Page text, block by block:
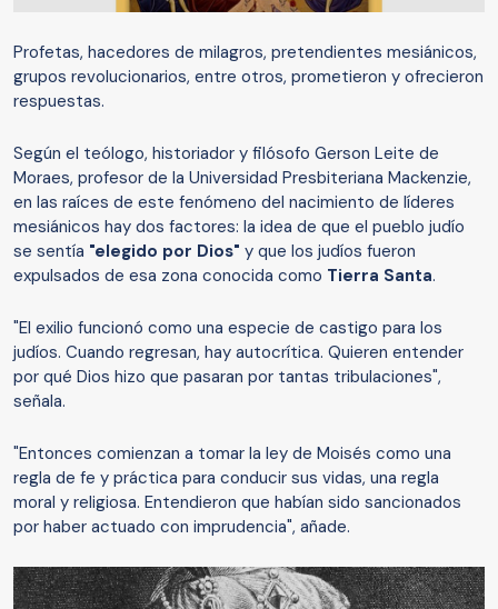
Profetas, hacedores de milagros, pretendientes mesiánicos,
grupos revolucionarios, entre otros, prometieron y ofrecieron
respuestas.
Según el teólogo, historiador y filósofo Gerson Leite de
Moraes, profesor de la Universidad Presbiteriana Mackenzie,
en las raíces de este fenómeno del nacimiento de líderes
mesiánicos hay dos factores: la idea de que el pueblo judío
se sentía "elegido por Dios" y que los judíos fueron
expulsados de esa zona conocida como Tierra Santa.
"El exilio funcionó como una especie de castigo para los
judíos. Cuando regresan, hay autocrítica. Quieren entender
por qué Dios hizo que pasaran por tantas tribulaciones",
señala.
"Entonces comienzan a tomar la ley de Moisés como una
regla de fe y práctica para conducir sus vidas, una regla
moral y religiosa. Entendieron que habían sido sancionados
por haber actuado con imprudencia", añade.